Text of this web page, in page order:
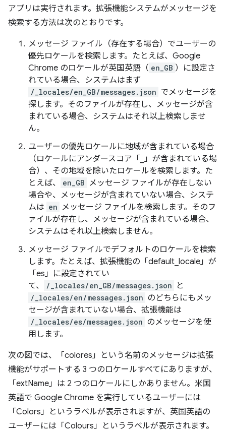
アプリは実行されます。拡張機能システムがメッセージを
検索する方法は次のとおりです。
メッセージ ファイル（存在する場合）でユーザーの
優先ロケールを検索します。たとえば、Google
Chrome のロケールが英国英語（ en_GB ）に設定さ
れている場合、システムはまず
/_locales/en_GB/messages.json でメッセージを
探します。そのファイルが存在し、メッセージが含
まれている場合、システムはそれ以上検索しませ
ん。
ユーザーの優先ロケールに地域が含まれている場合
（ロケールにアンダースコア「_」が含まれている場
合）、その地域を除いたロケールを検索します。た
とえば、
en_GB メッセージ ファイルが存在しない
場合や、メッセージが含まれていない場合、システ
ムは en メッセージ ファイルを検索します。そのフ
ァイルが存在し、メッセージが含まれている場合、
システムはそれ以上検索しません。
メッセージ ファイルでデフォルトのロケールを検索
します。たとえば、拡張機能の「default_locale」が
「es」に設定されてい
て、
/_locales/en_GB/messages.json と
/_locales/en/messages.json のどちらにもメッ
セージが含まれていない場合、拡張機能は
/_locales/es/messages.json のメッセージを使
用します。
次の図では、「colores」という名前のメッセージは拡張
機能がサポートする 3 つのロケールすべてにありますが、
「extName」は 2 つのロケールにしかありません。米国
英語で Google Chrome を実行しているユーザーには
「Colors」というラベルが表示されますが、英国英語の
ユーザーには「Colours」というラベルが表示されます。